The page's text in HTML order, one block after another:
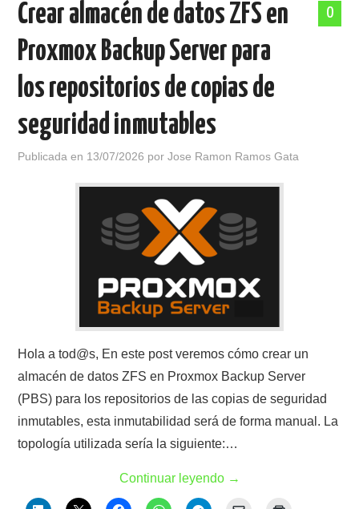
POLÍTICA DE PRIVACIDAD
0
Crear almacén de datos ZFS en
Proxmox Backup Server para
los repositorios de copias de
seguridad inmutables
Publicada en 13/07/2026 porJose Ramon Ramos Gata
Hola a tod@s, En este post veremos cómo crear un
almacén de datos ZFS en Proxmox Backup Server
(PBS) para los repositorios de las copias de seguridad
inmutables, esta inmutabilidad será de forma manual. La
topología utilizada sería la siguiente:…
Continuar leyendo →